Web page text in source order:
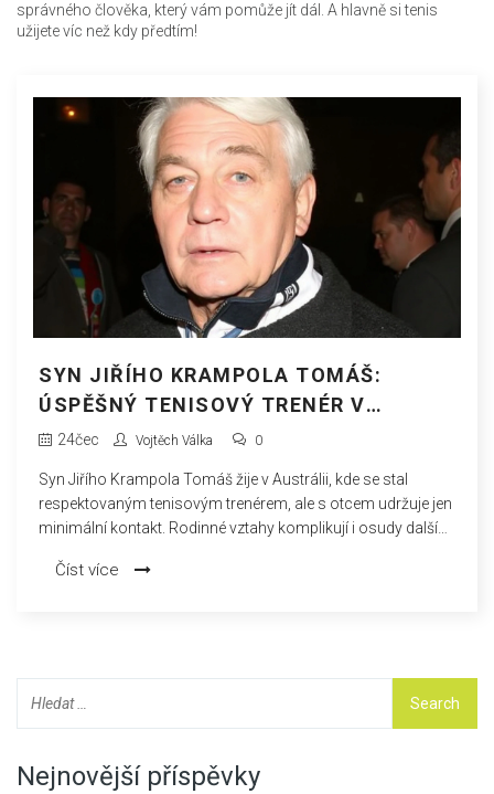
správného člověka, který vám pomůže jít dál. A hlavně si tenis
užijete víc než kdy předtím!
SYN JIŘÍHO KRAMPOLA TOMÁŠ:
ÚSPĚŠNÝ TENISOVÝ TRENÉR V
AUSTRÁLII A ROZJITŘENÉ RODINNÉ
24čec Vojtěch Válka 0
Syn Jiřího Krampola Tomáš žije v Austrálii, kde se stal
respektovaným tenisovým trenérem, ale s otcem udržuje jen
minimální kontakt. Rodinné vztahy komplikují i osudy dalších
synů. Video hovor po Tomášově nehodě změnu nepřinesl.
Číst více
Nejnovější příspěvky